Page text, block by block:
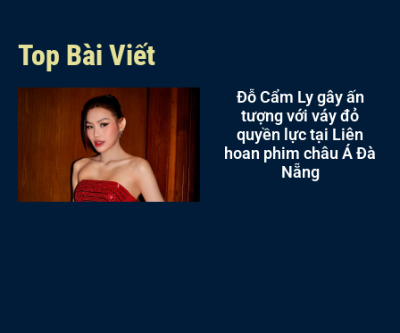
Top Bài Viết
Đỗ Cẩm Ly gây ấn
tượng với váy đỏ
quyền lực tại Liên
hoan phim châu Á Đà
Nẵng